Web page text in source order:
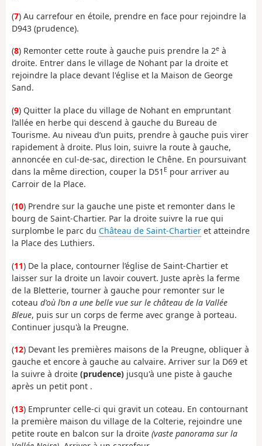
(7) Au carrefour en étoile, prendre en face pour rejoindre la
D943 (prudence).
(8) Remonter cette route à gauche puis prendre la 2e à
droite. Entrer dans le village de Nohant par la droite et
rejoindre la place devant l'église et la Maison de George
Sand.
(9) Quitter la place du village de Nohant en empruntant
l’allée en herbe qui descend à gauche du Bureau de
Tourisme. Au niveau d’un puits, prendre à gauche puis virer
rapidement à droite. Plus loin, suivre la route à gauche,
annoncée en cul-de-sac, direction le Chêne. En poursuivant
dans la même direction, couper la D51 E pour arriver au
Carroir de la Place.
(10) Prendre sur la gauche une piste et remonter dans le
bourg de Saint-Chartier. Par la droite suivre la rue qui
surplombe le parc du Château de Saint-Chartier et atteindre
la Place des Luthiers.
(11) De la place, contourner l’église de Saint-Chartier et
laisser sur la droite un lavoir couvert. Juste après la ferme
de la Bletterie, tourner à gauche pour remonter sur le
coteau d'où l’on a une belle vue sur le château de la Vallée
Bleue, puis sur un corps de ferme avec grange à porteau.
Continuer jusqu'à la Preugne.
(12) Devant les premières maisons de la Preugne, obliquer à
gauche et encore à gauche au calvaire. Arriver sur la D69 et
la suivre à droite (prudence) jusqu'à une piste à gauche
après un petit pont .
(13) Emprunter celle-ci qui gravit un coteau. En contournant
la première maison du village de la Colterie, rejoindre une
petite route en balcon sur la droite (vaste panorama sur la